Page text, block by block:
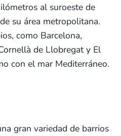
al suroeste de
su área metropolitana.
como Barcelona,
de Llobregat y El
con el mar Mediterráneo.
gran variedad de barrios